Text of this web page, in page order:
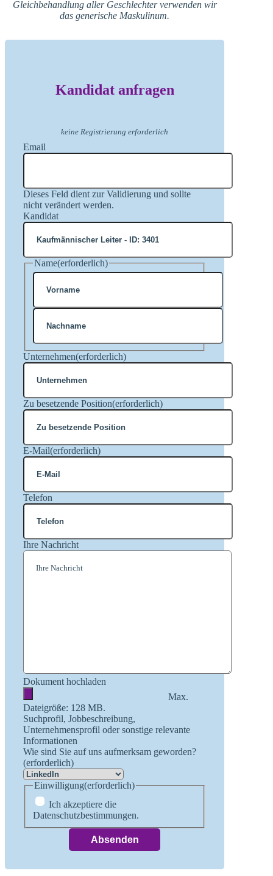
Gleichbehandlung aller Geschlechter verwenden wir
das generische Maskulinum.
Kandidat anfragen
keine Registrierung erforderlich
Email
Dieses Feld dient zur Validierung und sollte
nicht verändert werden.
Kandidat
Name(erforderlich)
Vorname
Nachname
Unternehmen(erforderlich)
Zu besetzende Position(erforderlich)
E-Mail(erforderlich)
Telefon
Ihre Nachricht
Dokument hochladen
Max.
Dateigröße: 128 MB.
Suchprofil, Jobbeschreibung,
Unternehmensprofil oder sonstige relevante
Informationen
Wie sind Sie auf uns aufmerksam geworden?
(erforderlich)
Einwilligung(erforderlich)
Ich akzeptiere die
Datenschutzbestimmungen.